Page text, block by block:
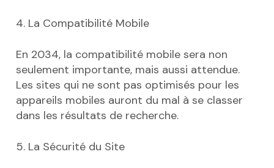
4. La Compatibilité Mobile
En 2034, la compatibilité mobile sera non
seulement importante, mais aussi attendue.
Les sites qui ne sont pas optimisés pour les
appareils mobiles auront du mal à se classer
dans les résultats de recherche.
5. La Sécurité du Site